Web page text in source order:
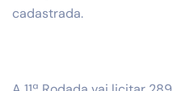
cadastrada.